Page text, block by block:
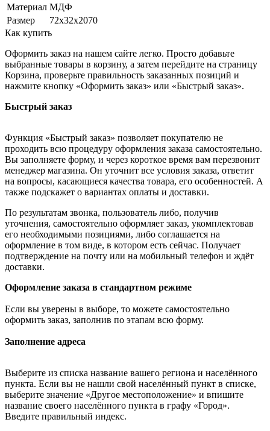
Материал МДФ
Размер
72х32х2070
Как купить
Оформить заказ на нашем сайте легко. Просто добавьте
выбранные товары в корзину, а затем перейдите на страницу
Корзина, проверьте правильность заказанных позиций и
нажмите кнопку «Оформить заказ» или «Быстрый заказ».
Быстрый заказ
Функция «Быстрый заказ» позволяет покупателю не
проходить всю процедуру оформления заказа самостоятельно.
Вы заполняете форму, и через короткое время вам перезвонит
менеджер магазина. Он уточнит все условия заказа, ответит
на вопросы, касающиеся качества товара, его особенностей. А
также подскажет о вариантах оплаты и доставки.
По результатам звонка, пользователь либо, получив
уточнения, самостоятельно оформляет заказ, укомплектовав
его необходимыми позициями, либо соглашается на
оформление в том виде, в котором есть сейчас. Получает
подтверждение на почту или на мобильный телефон и ждёт
доставки.
Оформление заказа в стандартном режиме
Если вы уверены в выборе, то можете самостоятельно
оформить заказ, заполнив по этапам всю форму.
Заполнение адреса
Выберите из списка название вашего региона и населённого
пункта. Если вы не нашли свой населённый пункт в списке,
выберите значение «Другое местоположение» и впишите
название своего населённого пункта в графу «Город».
Введите правильный индекс.